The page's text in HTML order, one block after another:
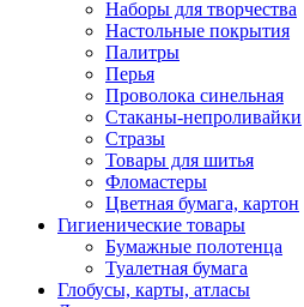
Наборы для творчества
Настольные покрытия
Палитры
Перья
Проволока синельная
Стаканы-непроливайки
Стразы
Товары для шитья
Фломастеры
Цветная бумага, картон
Гигиенические товары
Бумажные полотенца
Туалетная бумага
Глобусы, карты, атласы